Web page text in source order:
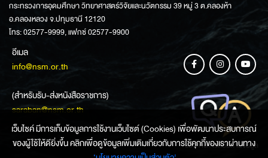
กระทรวงการอุดมศึกษา วิทยาศาสตร์วิจัยและนวัตกรรม 39 หมู่ 3 ต.คลองห้า
อ.คลองหลวง จ.ปทุมธานี 12120
โทร: 02577-9999, แฟกซ์ 02577-9900
อีเมล
info@nsm.or.th
(สำหรับรับ-ส่งหนังสือราชการ)
saraban@nsm.or.th
ช่องทางการสอบถามข้อมูล
เว็บไซค์ มีการเก็บข้อมูลการใช้งานเว็บไซต์ (Cookies) เพื่อพัฒนาประสบการณ์
ของผู้ใช้ให้ดียิ่งขึ้น คลิกเพื่อดูข้อมูลเพิ่มเติมเกี่ยวกับการใช้คุกกี้ของเราผ่านทาง